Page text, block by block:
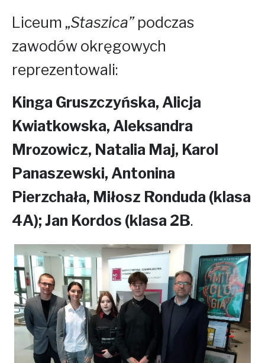
Liceum „Staszica” podczas
zawodów okręgowych
reprezentowali:
Kinga Gruszczyńska, Alicja
Kwiatkowska, Aleksandra
Mrozowicz, Natalia Maj, Karol
Panaszewski, Antonina
Pierzchała, Miłosz Ronduda (klasa
4A); Jan Kordos (klasa 2B.